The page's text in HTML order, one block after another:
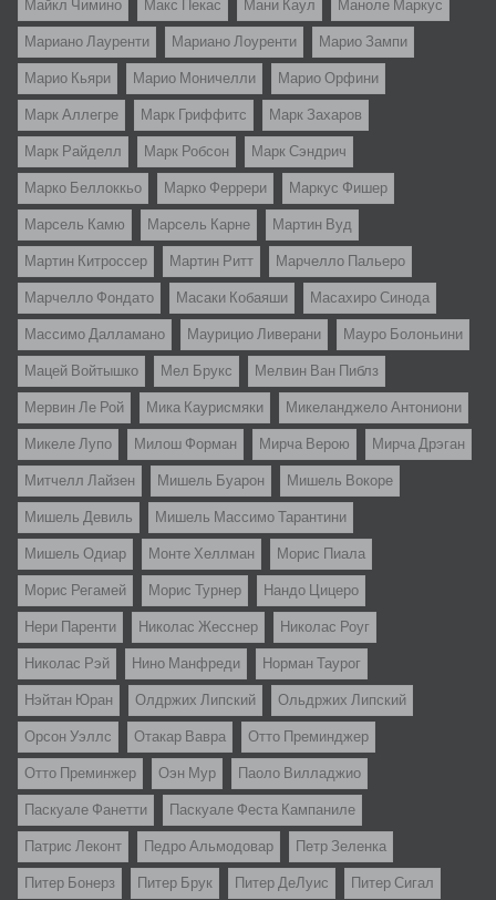
Майкл Чимино Макс Пекас Мани Каул Маноле Маркус
Мариано Лауренти Мариано Лоуренти Марио Зампи
Марио Кьяри Марио Моничелли Марио Орфини
Марк Аллегре Марк Гриффитс Марк Захаров
Марк Райделл Марк Робсон Марк Сэндрич
Марко Беллоккьо Марко Феррери Маркус Фишер
Марсель Камю Марсель Карне Мартин Вуд
Мартин Китроссер Мартин Ритт Марчелло Пальеро
Марчелло Фондато Масаки Кобаяши Масахиро Синода
Массимо Далламано Маурицио Ливерани Мауро Болоньини
Мацей Войтышко Мел Брукс Мелвин Ван Пиблз
Мервин Ле Рой Мика Каурисмяки Микеланджело Антониони
Микеле Лупо Милош Форман Мирча Верою Мирча Дрэган
Митчелл Лайзен Мишель Буарон Мишель Вокоре
Мишель Девиль Мишель Массимо Тарантини
Мишель Одиар Монте Хеллман Морис Пиала
Морис Регамей Морис Турнер Нандо Цицеро
Нери Паренти Николас Жесснер Николас Роуг
Николас Рэй Нино Манфреди Норман Таурог
Нэйтан Юран Олдржих Липский Ольдржих Липский
Орсон Уэллс Отакар Вавра Отто Преминджер
Отто Преминжер Оэн Мур Паоло Вилладжио
Паскуале Фанетти Паскуале Феста Кампаниле
Патрис Леконт Педро Альмодовар Петр Зеленка
Питер Бонерз Питер Брук Питер ДеЛуис Питер Сигал